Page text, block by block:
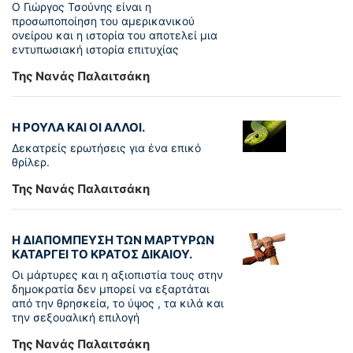
Ο Γιώργος Τσούνης είναι η
προσωποποίηση του αμερικανικού
ονείρου και η ιστορία του αποτελεί μια
εντυπωσιακή ιστορία επιτυχίας
Της Νανάς Παλαιτσάκη
Η ΡΟΥΛΑ ΚΑΙ ΟΙ ΑΛΛΟΙ.
Δεκατρείς ερωτήσεις για ένα επικό
θρίλερ.
Της Νανάς Παλαιτσάκη
Η ΔΙΑΠΟΜΠΕΥΣΗ ΤΩΝ ΜΑΡΤΥΡΩΝ
ΚΑΤΑΡΓΕΙ ΤΟ ΚΡΑΤΟΣ ΔΙΚΑΙΟΥ.
Οι μάρτυρες και η αξιοπιστία τους στην
δημοκρατία δεν μπορεί να εξαρτάται
από την θρησκεία, το ύψος , τα κιλά και
την σεξουαλική επιλογή
Της Νανάς Παλαιτσάκη